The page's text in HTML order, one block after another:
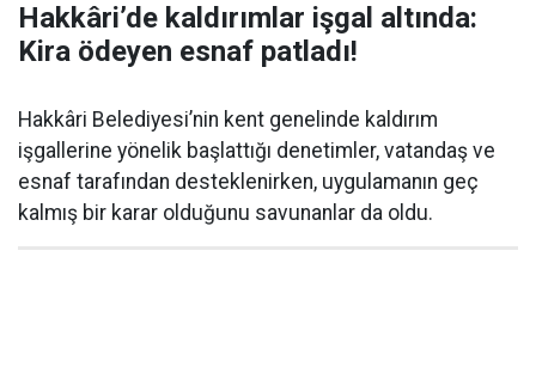
Hakkâri’de kaldırımlar işgal altında:
Kira ödeyen esnaf patladı!
Hakkâri Belediyesi’nin kent genelinde kaldırım
işgallerine yönelik başlattığı denetimler, vatandaş ve
esnaf tarafından desteklenirken, uygulamanın geç
kalmış bir karar olduğunu savunanlar da oldu.